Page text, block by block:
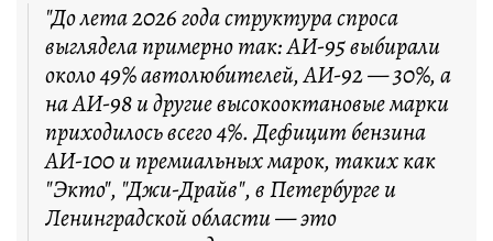
"До лета 2026 года структура спроса
выглядела примерно так: АИ-95 выбирали
около 49% автолюбителей, АИ-92 — 30%, а
на АИ-98 и другие высокооктановые марки
приходилось всего 4%. Дефицит бензина
АИ-100 и премиальных марок, таких как
"Экто", "Джи-Драйв", в Петербурге и
Ленинградской области — это